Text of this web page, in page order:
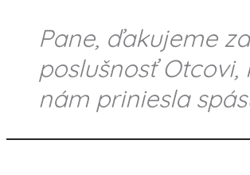
Pane, ďakujeme
poslušnosť Otcovi,
nám priniesla